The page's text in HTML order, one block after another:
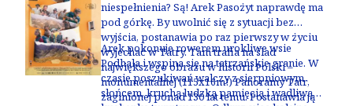
niespełnienia? Są! Arek Pasożyt naprawdę ma
pod górkę. By uwolnić się z sytuacji bez
wyjścia, postanawia po raz pierwszy w życiu
wyjechać w Tatry. Tam trafia na ślad
największego obrazu w historii Polski –
monumentalnej (115x16m!) Panoramy Tatr,
zaginionej ponad 130 lat temu. Postanawia ją
Arek pokonuje rowerem urokliwe wsie
Podhala i wspina się na tatrzańskie granie. W
czasie poszukiwań walczy z sierpniowym
słońcem, kruchą ludzką pamięcią i wadliwą